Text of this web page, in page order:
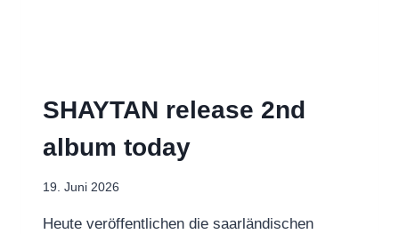
SHAYTAN release 2nd
album today
19. Juni 2026
Heute veröffentlichen die saarländischen